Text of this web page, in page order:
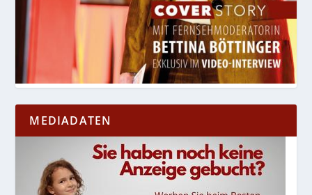
MEDIADATEN